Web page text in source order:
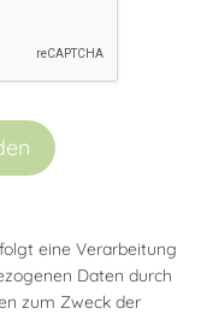
eine Verarbeitung
Daten durch
zum Zweck der